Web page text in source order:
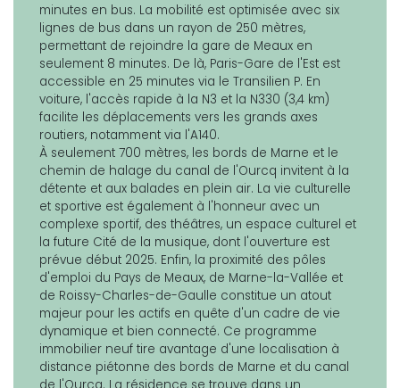
minutes en bus. La mobilité est optimisée avec six
lignes de bus dans un rayon de 250 mètres,
permettant de rejoindre la gare de Meaux en
seulement 8 minutes. De là, Paris-Gare de l'Est est
accessible en 25 minutes via le Transilien P. En
voiture, l'accès rapide à la N3 et la N330 (3,4 km)
facilite les déplacements vers les grands axes
routiers, notamment via l'A140.
À seulement 700 mètres, les bords de Marne et le
chemin de halage du canal de l'Ourcq invitent à la
détente et aux balades en plein air. La vie culturelle
et sportive est également à l'honneur avec un
complexe sportif, des théâtres, un espace culturel et
la future Cité de la musique, dont l'ouverture est
prévue début 2025. Enfin, la proximité des pôles
d'emploi du Pays de Meaux, de Marne-la-Vallée et
de Roissy-Charles-de-Gaulle constitue un atout
majeur pour les actifs en quête d'un cadre de vie
dynamique et bien connecté. Ce programme
immobilier neuf tire avantage d'une localisation à
distance piétonne des bords de Marne et du canal